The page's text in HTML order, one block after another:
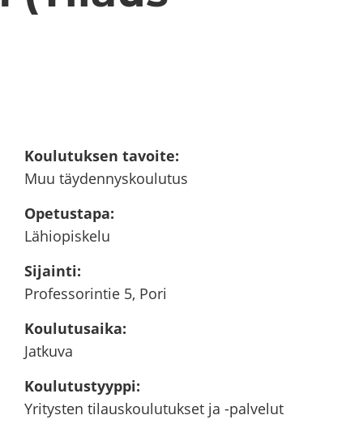
Kou­lu­tuk­sen ta­voi­te:
Muu täy­den­nys­kou­lu­tus
Ope­tus­ta­pa:
Lä­hio­pis­ke­lu
Si­jain­ti:
Pro­fes­so­rin­tie 5, Pori
Kou­lu­tusai­ka:
Jat­ku­va
Kou­lu­tus­tyyp­pi:
Yri­tys­ten ti­laus­kou­lu­tuk­set ja -​palvelut